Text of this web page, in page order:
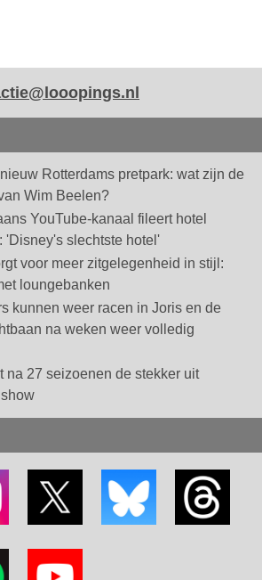
Rotterdams pretpark: wat zijn de
Wim Beelen?
YouTube-kanaal fileert hotel
'Disney's slechtste hotel'
voor meer zitgelegenheid in stijl:
loungebanken
kunnen weer racen in Joris en de
na weken weer volledig
na 27 seizoenen de stekker uit